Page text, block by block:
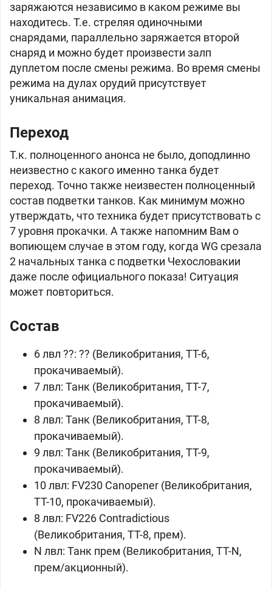
заряжаются независимо в каком режиме вы
находитесь. Т.е. стреляя одиночными
снарядами, параллельно заряжается второй
снаряд и можно будет произвести залп
дуплетом после смены режима. Во время смены
режима на дулах орудий присутствует
уникальная анимация.
Переход
Т.к. полноценного анонса не было, доподлинно
неизвестно с какого именно танка будет
переход. Точно также неизвестен полноценный
состав подветки танков. Как минимум можно
утверждать, что техника будет присутствовать с
7 уровня прокачки. А также напомним Вам о
вопиющем случае в этом году, когда WG срезала
2 начальных танка с подветки Чехословакии
даже после официального показа! Ситуация
может повториться.
Состав
6 лвл ??: ?? (Великобритания, ТТ-6,
прокачиваемый).
7 лвл: Танк (Великобритания, ТТ-7,
прокачиваемый).
8 лвл: Танк (Великобритания, ТТ-8,
прокачиваемый).
9 лвл: Танк (Великобритания, ТТ-9,
прокачиваемый).
10 лвл: FV230 Canopener (Великобритания,
ТТ-10, прокачиваемый).
8 лвл: FV226 Contradictious
(Великобритания, ТТ-8, прем).
N лвл: Танк прем (Великобритания, ТТ-N,
прем/акционный).